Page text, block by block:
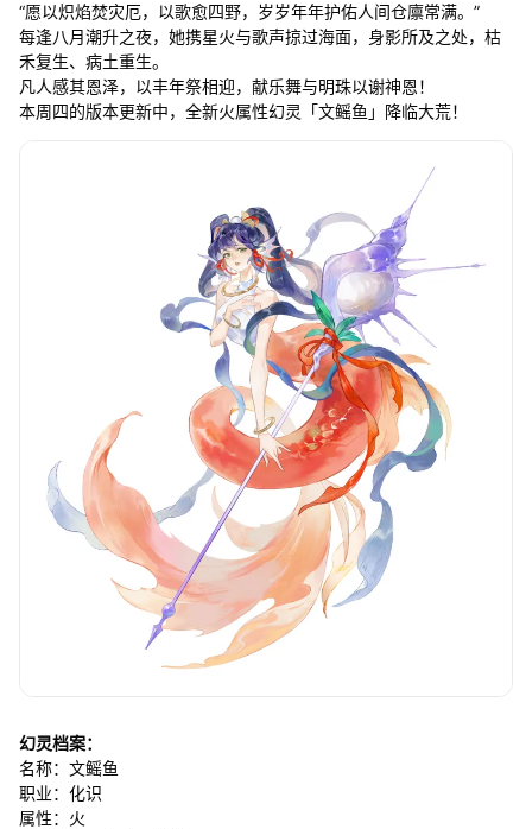
“愿以炽焰焚灾厄，以歌愈四野，岁岁年年护佑人间仓廪常满。”
每逢八月潮升之夜，她携星火与歌声掠过海面，身影所及之处，枯
禾复生、病土重生。
凡人感其恩泽，以丰年祭相迎，献乐舞与明珠以谢神恩！
本周四的版本更新中，全新火属性幻灵「文鳐鱼」降临大荒！
幻灵档案：
名称：文鳐鱼
职业：化识
属性：火